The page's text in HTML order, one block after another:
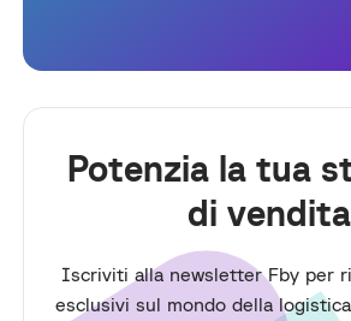
Potenzia la tua
di vendita
Iscriviti alla newsletter Fby per
esclusivi sul mondo della